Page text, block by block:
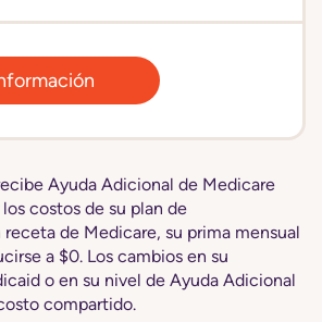
Ayuda Adicional de Medicare
los costos de su plan de
de Medicare, su prima mensual
a $0. Los cambios en su
o en su nivel de Ayuda Adicional
compartido.